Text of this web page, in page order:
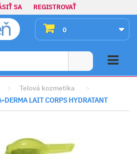
SA REGISTROVAŤ
0
> Telová kozmetika
>
DERMA LAIT CORPS HYDRATANT